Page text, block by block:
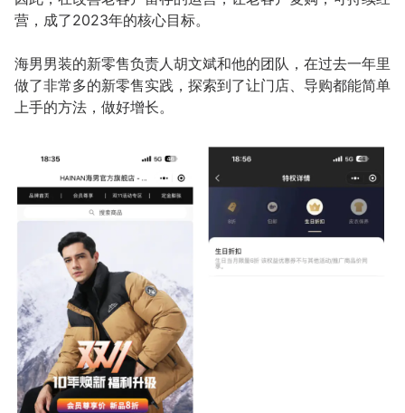
营，成了2023年的核心目标。
海男男装的新零售负责人胡文斌和他的团队，在过去一年里
做了非常多的新零售实践，探索到了让门店、导购都能简单
上手的方法，做好增长。